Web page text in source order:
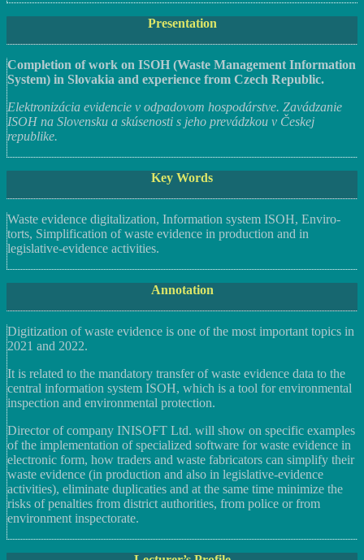
Presentation
Completion of work on ISOH (Waste Management Information
System) in Slovakia and experience from Czech Republic.
Elektronizácia evidencie v odpadovom hospodárstve. Zavádzanie
ISOH na Slovensku a skúsenosti s jeho prevádzkou v Českej
republike.
Key Words
Waste evidence digitalization, Information system ISOH, Enviro-
torts, Simplification of waste evidence in production and in
legislative-evidence activities.
Annotation
Digitization of waste evidence is one of the most important topics in
2021 and 2022.
It is related to the mandatory transfer of waste evidence data to the
central information system ISOH, which is a tool for environmental
inspection and environmental protection.
Director of company INISOFT Ltd. will show on specific examples
of the implementation of specialized software for waste evidence in
electronic form, how traders and waste fabricators can simplify their
waste evidence (in production and also in legislative-evidence
activities), eliminate duplicaties and at the same time minimize the
risks of penalties from district authorities, from police or from
environment inspectorate.